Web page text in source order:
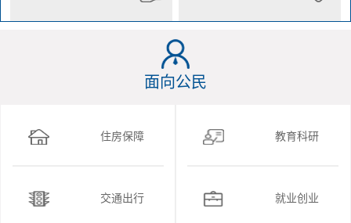
面向公民
住房保障 教育科研
交通出行 就业创业